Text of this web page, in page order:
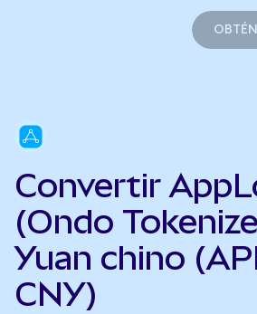
Convertir
(Ondo
Yuan chino
CNY)